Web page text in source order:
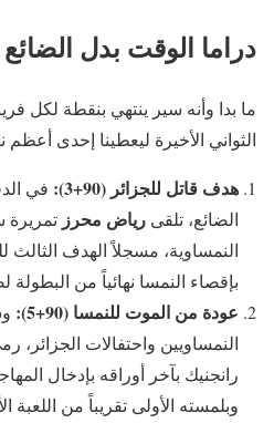
دراما الوقت بدل الضائع
ما بدا وأنه سير ينتهي بنقطة لكل
الثواني الأخيرة ليعطينا إحدى
هدف قاتل للجزائر (90+3):
في
الضائع، تلقى رياض محرز تمريرة
النمساوية، مسجلاً الهدف الثالث
بإقصاء النمسا نهائياً من البطولة
عودة من الموت للنمسا (90+5):
النمساويين واحتفالات
رانجنيك بآخر أوراقه بإدخال
وبلمسته الأولى تقريباً من اللعبة